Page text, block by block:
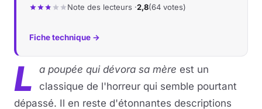
Note des lecteurs ·2,8(64 votes)
Fiche technique →
L a poupée qui dévora sa mère est un
classique de l'horreur qui semble pourtant
dépassé. Il en reste d'étonnantes descriptions